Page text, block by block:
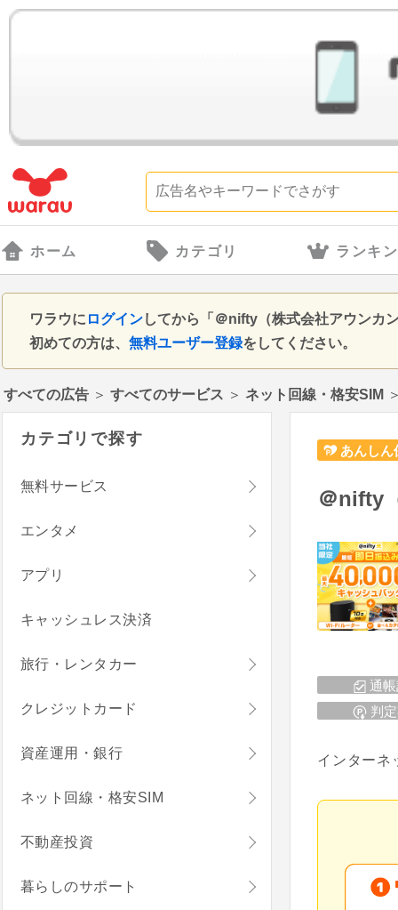
ホーム カテゴリ ランキ
ワラウに ログインしてから「＠nifty（株式会社アウンカ
初めての方は、 無料ユーザー登録をしてください。
すべての広告 ＞ すべてのサービス ＞ ネット回線・格安SIM
あんしん
＠nifty
通
判
インターネ
カテゴリで探す
無料サービス
エンタメ
アプリ
キャッシュレス決済
旅行・レンタカー
クレジットカード
資産運用・銀行
ネット回線・格安SIM
不動産投資
暮らしのサポート